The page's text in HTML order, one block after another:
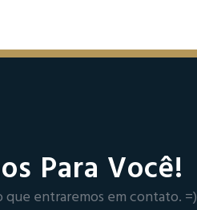
Para Você!
que entraremos em contato. =)